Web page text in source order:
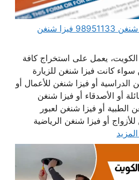
مكتب استخراج فيزا شنغن 98951133 فيزا شنغن
يعمل على استخراج كافة
كانت فيزا شنغن للزيارة
الدراسية أو فيزا شنغن للأعمال أو
أو الأصدقاء أو فيزا شنغن
الطبية أو فيزا شنغن لعبور
أو فيزا شنغن الرياضية